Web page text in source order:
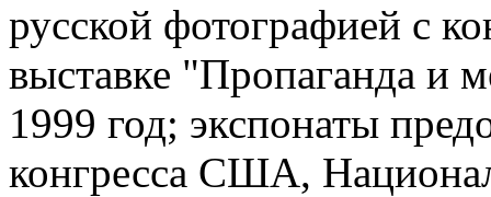
русской фотографией с
выставке "Пропаганда и
1999 год; экспонаты
конгресса США,